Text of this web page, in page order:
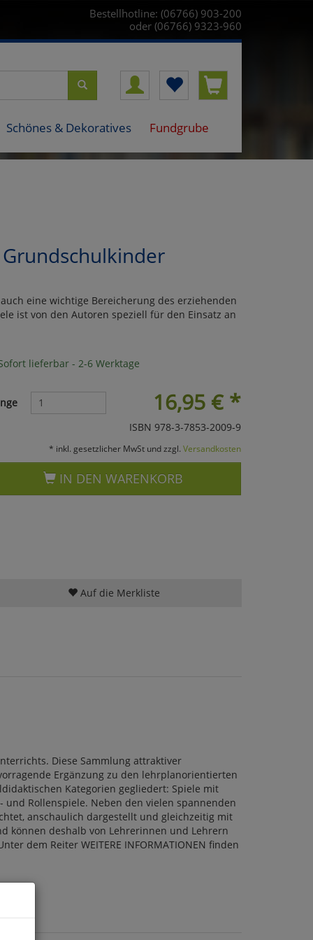
Bestellhotline: (06766) 903-200
oder (06766) 9323-960
Schönes & Dekoratives Fundgrube
eine wichtige Bereicherung des erziehenden
ist von den Autoren speziell für den Einsatz an
lieferbar - 2-6 Werktage
16,95 €*
ISBN 978-3-7853-2009-9
* inkl. gesetzlicher MwSt und zzgl. Versandkosten
IN DEN WARENKORB
Auf die Merkliste
Diese Sammlung attraktiver
Ergänzung zu den lehrplanorientierten
Kategorien gegliedert: Spiele mit
und Rollenspiele. Neben den vielen spannenden
anschaulich dargestellt und gleichzeitig mit
können deshalb von Lehrerinnen und Lehrern
dem Reiter WEITERE INFORMATIONEN finden